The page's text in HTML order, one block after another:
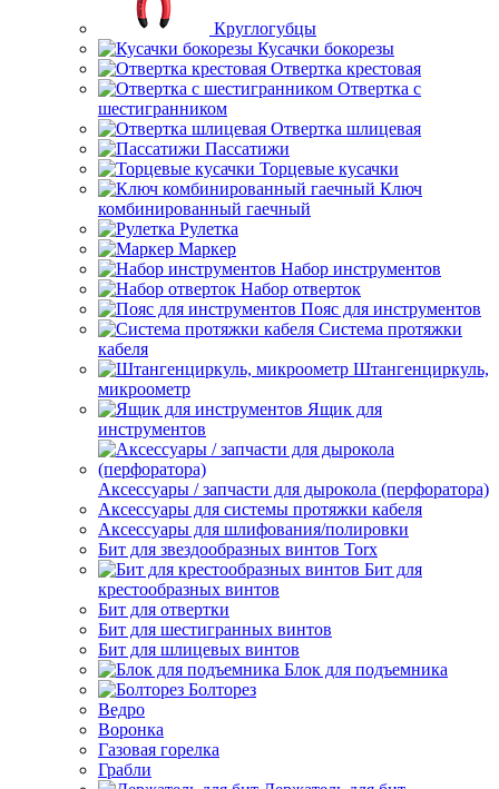
Круглогубцы
Кусачки бокорезы
Отвертка крестовая
Отвертка с
шестигранником
Отвертка шлицевая
Пассатижи
Торцевые кусачки
Ключ
комбинированный гаечный
Рулетка
Маркер
Набор инструментов
Набор отверток
Пояс для инструментов
Система протяжки
кабеля
Штангенциркуль,
микроометр
Ящик для
инструментов
Аксессуары / запчасти для дырокола (перфоратора)
Аксессуары для системы протяжки кабеля
Аксессуары для шлифования/полировки
Бит для звездообразных винтов Torx
Бит для
крестообразных винтов
Бит для отвертки
Бит для шестигранных винтов
Бит для шлицевых винтов
Блок для подъемника
Болторез
Ведро
Воронка
Газовая горелка
Грабли